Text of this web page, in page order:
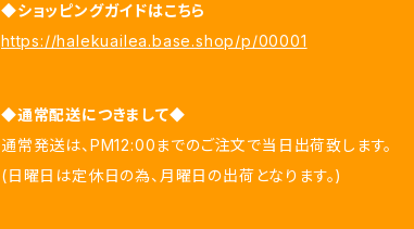
◆ショッピングガイドはこちら
https://halekuailea.base.shop/p/00001
◆通常配送につきまして◆
通常発送は、PM12:00までのご注文で当日出荷致します。
(日曜日は定休日の為、月曜日の出荷となります。)